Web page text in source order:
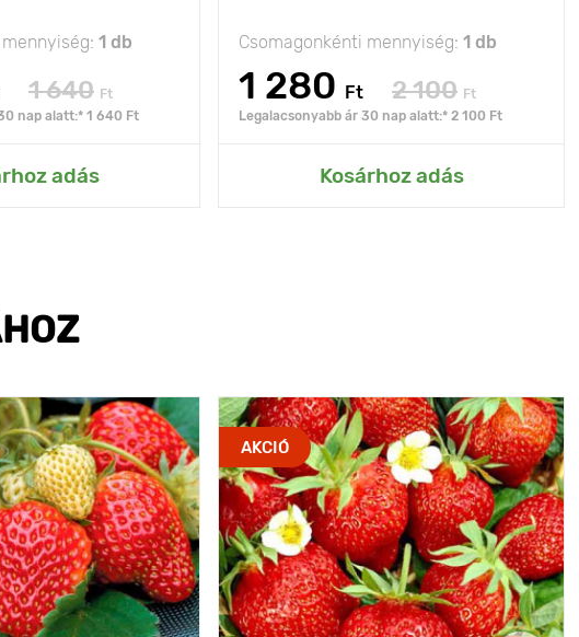
1 db
1 640 Ft
nap alatt:* 1 640 Ft
adás
Csomagonkénti mennyiség: 1 db
1 280 Ft 2 100 Ft
Legalacsonyabb ár 30 nap alatt:* 2 100 Ft
Kosárhoz adás
AKCIÓ